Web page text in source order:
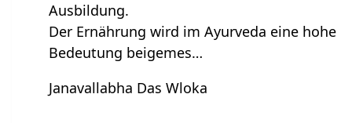
Ausbildung.
Der Ernährung wird im Ayurveda eine hohe
Bedeutung beigemes…
Janavallabha Das Wloka